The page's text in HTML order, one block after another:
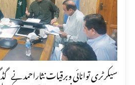
سیکرٹری توانائی وبرقیات نثاراحمد